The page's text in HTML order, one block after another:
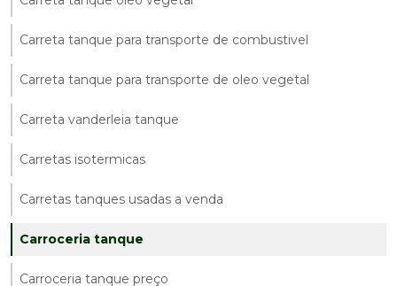
Carreta tanque para transporte de combustivel
Carreta tanque para transporte de oleo vegetal
Carreta vanderleia tanque
Carretas isotermicas
Carretas tanques usadas a venda
Carroceria tanque
Carroceria tanque preço